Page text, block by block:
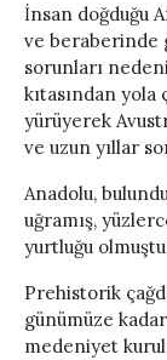
İnsan doğduğu
ve beraberinde
sorunları
kıtasından
yürüyerek
ve uzun yıllar
Anadolu,
uğramış,
yurtluğu
Prehistorik
günümüze
medeniyet